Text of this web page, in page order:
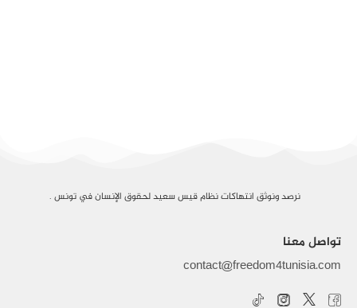
نرصد ونوثق انتهاكات نظام قيس سعيد لحقوق الإنسان في تونس .
تواصل معنا
contact@freedom4tunisia.com